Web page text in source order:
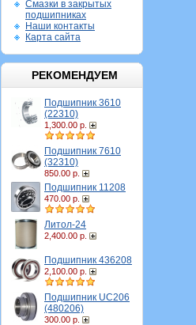
Смазки в закрытых
подшипниках
Наши контакты
Карта сайта
РЕКОМЕНДУЕМ
Подшипник 3610
(22310)
1,300.00 р.
Подшипник 7610
(32310)
850.00 р.
Подшипник 11208
470.00 р.
Литол-24
2,400.00 р.
Подшипник 436208
2,100.00 р.
Подшипник UC206
(480206)
300.00 р.